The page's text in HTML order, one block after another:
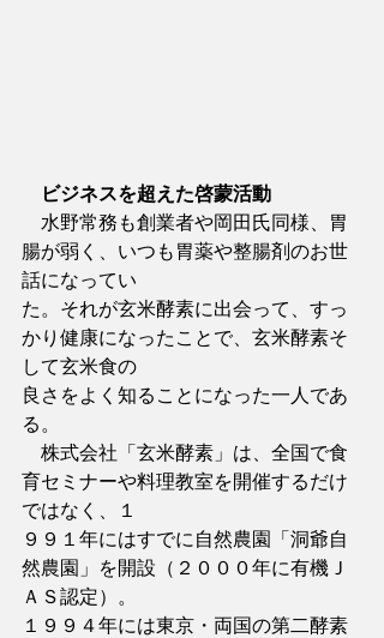
ビジネスを超えた啓蒙活動
水野常務も創業者や岡田氏同様、胃
腸が弱く、いつも胃薬や整腸剤のお世
話になってい
た。それが玄米酵素に出会って、すっ
かり健康になったことで、玄米酵素そ
して玄米食の
良さをよく知ることになった一人であ
る。
株式会社「玄米酵素」は、全国で食
育セミナーや料理教室を開催するだけ
ではなく、１
９９１年にはすでに自然農園「洞爺自
然農園」を開設（２０００年に有機Ｊ
ＡＳ認定）。
１９９４年には東京・両国の第二酵素